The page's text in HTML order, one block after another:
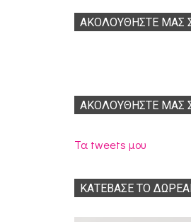
ΑΚΟΛOΥΘΉΣΤΕ ΜΑΣ
ΑΚΟΛΟΥΘΉΣΤΕ ΜΑΣ
Τα tweets μου
ΚΑΤΕΒΑΣΕ ΤΟ